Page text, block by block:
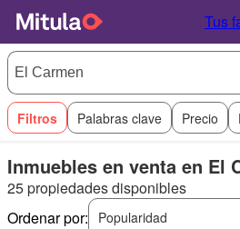
Tus
Filtros Palabras clave Precio
Inmuebles en venta en El
25 propiedades disponibles
Ordenar por:
Popularidad